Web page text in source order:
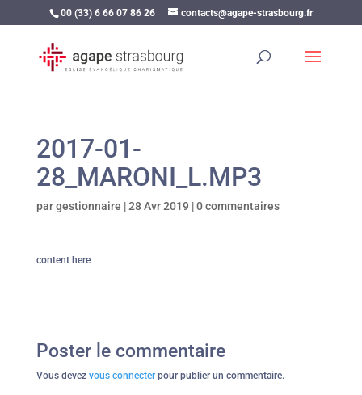
00 (33) 6 66 07 86 26 contacts@agape-strasbourg.fr
2017-01-
28_MARONI_L.MP3
pargestionnaire |28 Avr 2019 |0 commentaires
content here
Poster le commentaire
Vous devez vous connecterpour publier un commentaire.